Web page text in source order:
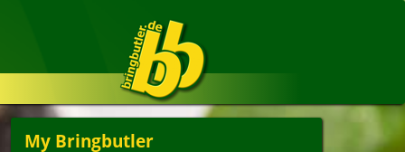
My Bringbutler